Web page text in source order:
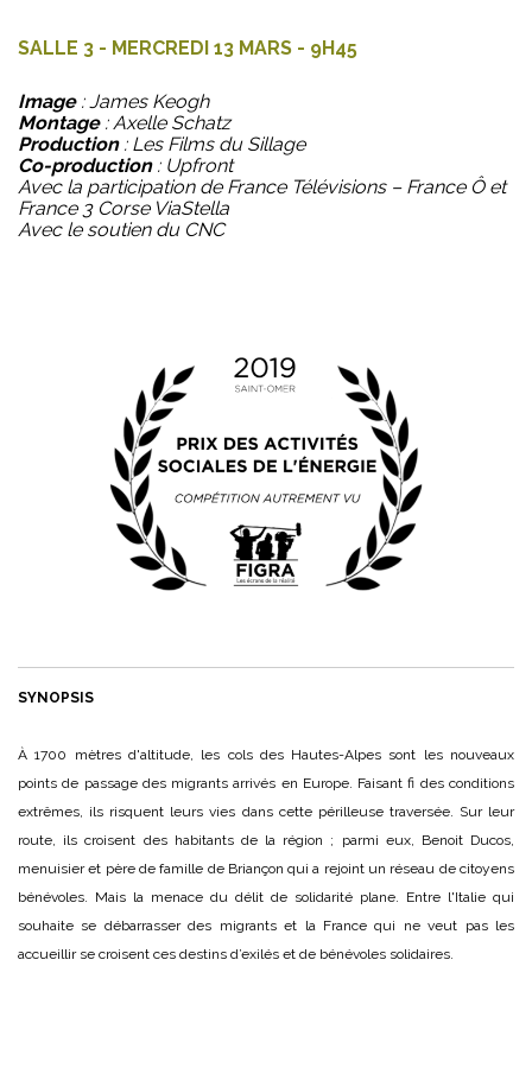
SALLE 3 - MERCREDI 13 MARS - 9H45
Image: James Keogh
Montage: Axelle Schatz
Production: Les Films du Sillage
Co-production: Upfront
Avec la participation de France Télévisions – France Ô et
France 3 Corse ViaStella
Avec le soutien du CNC
SYNOPSIS
À 1700 mètres d'altitude, les cols des Hautes-Alpes sont les nouveaux
points de passage des migrants arrivés en Europe. Faisant fi des conditions
extrêmes, ils risquent leurs vies dans cette périlleuse traversée. Sur leur
route, ils croisent des habitants de la région ; parmi eux, Benoit Ducos,
menuisier et père de famille de Briançon qui a rejoint un réseau de citoyens
bénévoles. Mais la menace du délit de solidarité plane. Entre l'Italie qui
souhaite se débarrasser des migrants et la France qui ne veut pas les
accueillir se croisent ces destins d’exilés et de bénévoles solidaires.